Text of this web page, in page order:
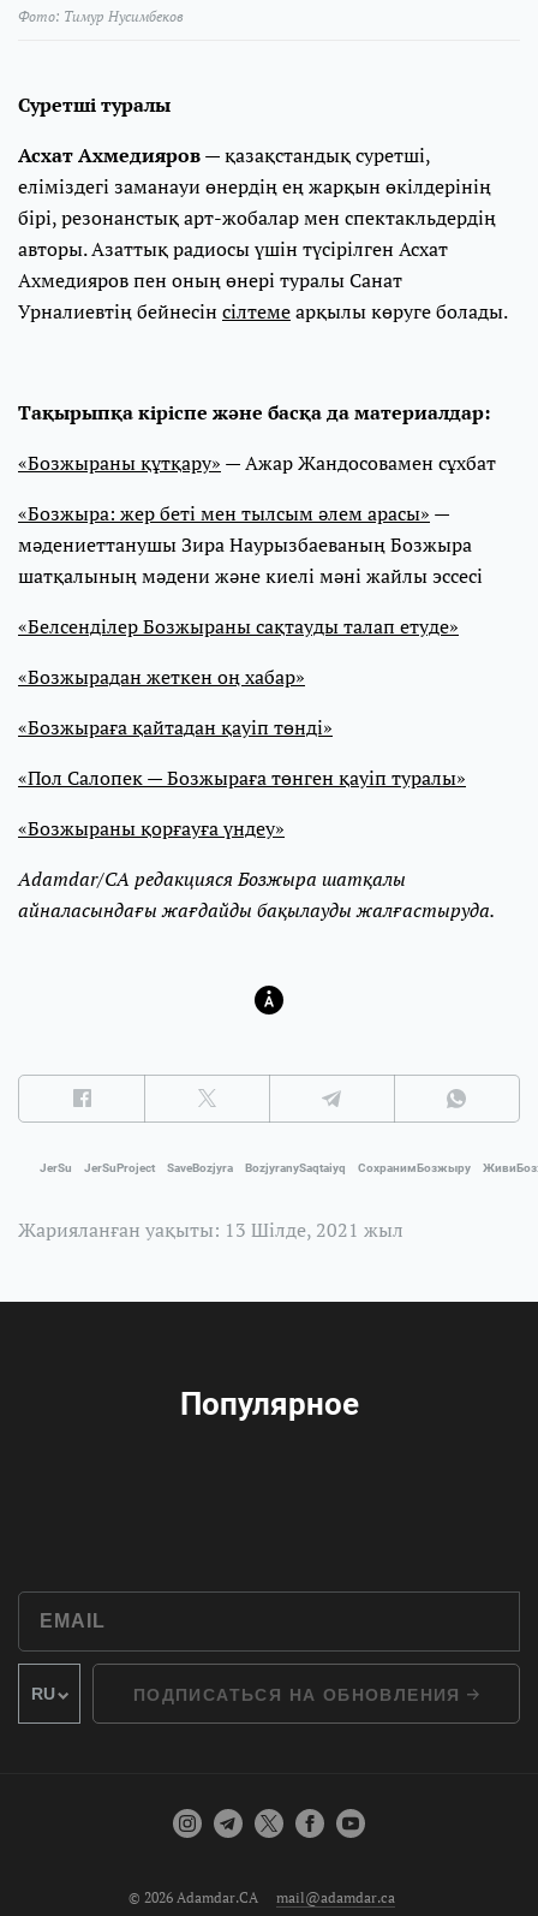
Фото: Тимур Нусимбеков
Суретші туралы
Асхат Ахмедияров— қазақстандық суретші,
еліміздегі заманауи өнердің ең жарқын өкілдерінің
бірі, резонанстық арт-жобалар мен спектакльдердің
авторы. Азаттық радиосы үшін түсірілген Асхат
Ахмедияров пен оның өнері туралы Санат
Урналиевтің бейнесін сілтемеарқылы көруге болады.
Тақырыпқа кіріспе және басқа да материалдар:
«Бозжыраны құтқару» — Ажар Жандосовамен сұхбат
«Бозжыра: жер беті мен тылсым әлем арасы» —
мәдениеттанушы Зира Наурызбаеваның Бозжыра
шатқалының мәдени және киелі мәні жайлы эссесі
«Белсенділер Бозжыраны сақтауды талап етуде»
«Бозжырадан жеткен оң хабар»
«Бозжыраға қайтадан қауіп төнді»
«Пол Салопек — Бозжыраға төнген қауіп туралы»
«Бозжыраны қорғауға үндеу»
Adamdar/CA редакцияся Бозжыра шатқалы
айналасындағы жағдайды бақылауды жалғастыруда.
JerSu JerSuProject SaveBozjyra BozjyranySaqtaiyq СохранимБозжыру
Жарияланған уақыты: 13 Шілде, 2021 жыл
Популярное
ПОДПИСАТЬСЯ НА ОБНОВЛЕНИЯ
© 2026 Adamdar.CA mail@adamdar.ca